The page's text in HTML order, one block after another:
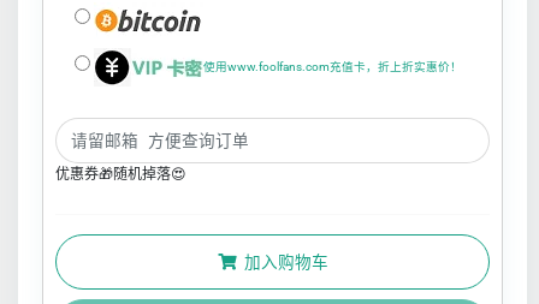
使用www.foolfans.com充值卡，折上折实惠价！
优惠券🎁随机掉落😍
加入购物车